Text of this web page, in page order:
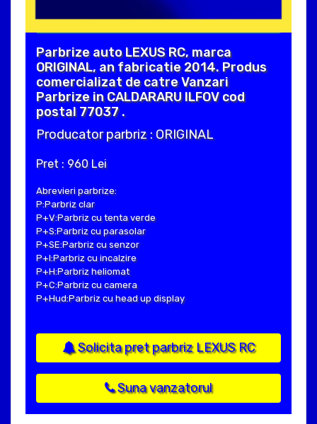
Parbrize auto LEXUS RC, marca
ORIGINAL, an fabricatie 2014. Produs
comercializat de catre Vanzari
Parbrize in CALDARARU ILFOV cod
postal 77037 .
Producator parbriz : ORIGINAL
Pret : 960 Lei
Abrevieri parbrize:
P:Parbriz clar
P+V:Parbriz cu tenta verde
P+S:Parbriz cu parasolar
P+SE:Parbriz cu senzor
P+I:Parbriz cu incalzire
P+H:Parbriz heliomat
P+C:Parbriz cu camera
P+Hud:Parbriz cu head up display
Solicita pret parbriz LEXUS RC
Suna vanzatorul